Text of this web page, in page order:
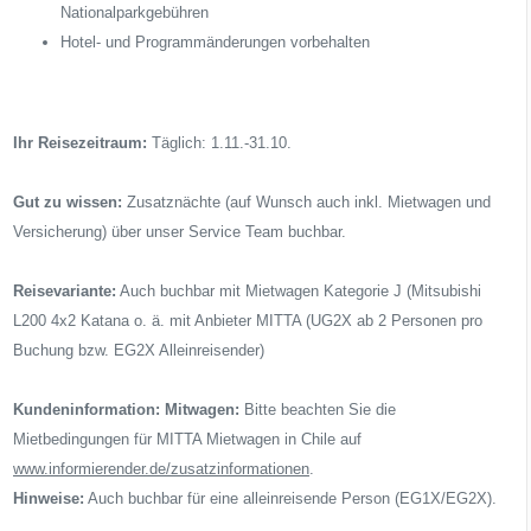
Nationalparkgebühren
Hotel- und Programmänderungen vorbehalten
Ihr Reisezeitraum: Täglich: 1.11.-31.10.
Gut zu wissen: Zusatznächte (auf Wunsch auch inkl. Mietwagen und
Versicherung) über unser Service Team buchbar.
Reisevariante: Auch buchbar mit Mietwagen Kategorie J (Mitsubishi
L200 4x2 Katana o. ä. mit Anbieter MITTA (UG2X ab 2 Personen pro
Buchung bzw. EG2X Alleinreisender)
Kundeninformation: Mitwagen: Bitte beachten Sie die
Mietbedingungen für MITTA Mietwagen in Chile auf
www.informierender.de/zusatzinformationen
Hinweise: Auch buchbar für eine alleinreisende Person (EG1X/EG2X).